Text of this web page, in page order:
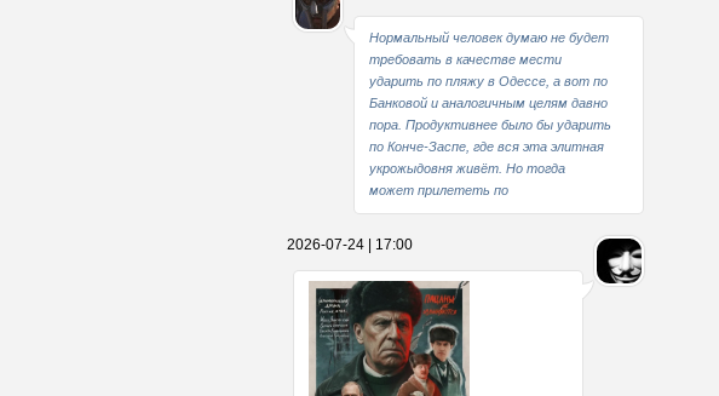
Нормальный человек думаю не будет
требовать в качестве мести
ударить по пляжу в Одессе, а вот по
Банковой и аналогичным целям давно
пора. Продуктивнее было бы ударить
по Конче-Заспе, где вся эта элитная
укрожыдовня живёт. Но тогда
может прилететь по
2026-07-24 | 17:00